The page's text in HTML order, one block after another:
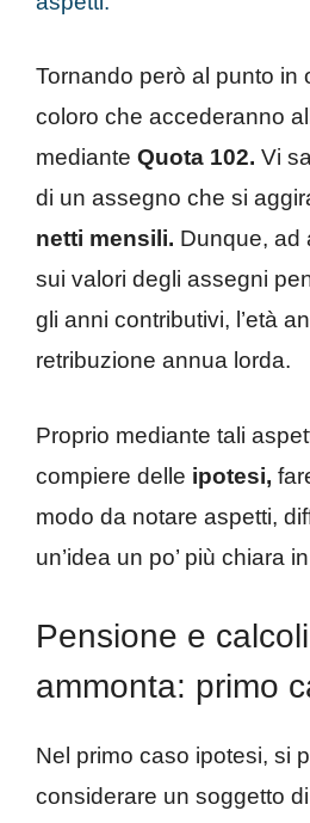
Tornando però al punto in
coloro che accederanno
mediante Quota 102. Vi
di un assegno che si
netti mensili. Dunque, ad
sui valori degli assegni
gli anni contributivi, l’età
retribuzione annua lorda.
Proprio mediante tali
compiere delle ipotesi,
modo da notare aspetti,
un’idea un po’ più chiara
Pensione e
ammonta: primo
Nel primo caso ipotesi, si
considerare un soggetto di